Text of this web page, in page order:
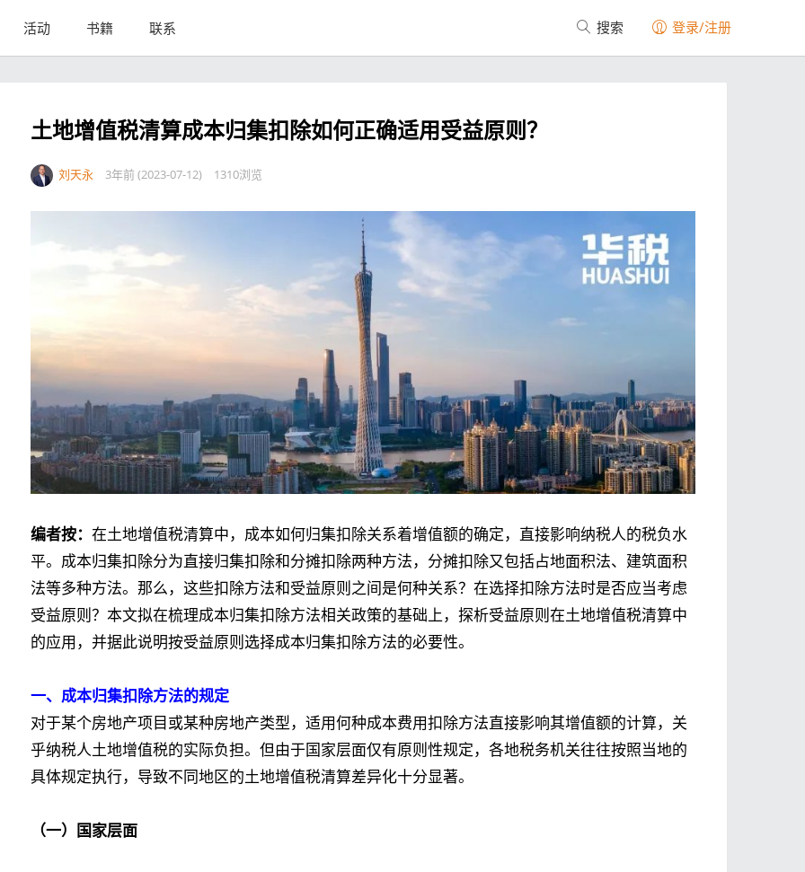
活动 书籍 联系 搜索 登录/注册
土地增值税清算成本归集扣除如何正确适用受益原则？
刘天永 3年前 (2023-07-12) 1310浏览
编者按： 在土地增值税清算中，成本如何归集扣除关系着增值额的确定，直接影响纳税人的税负水
平。成本归集扣除分为直接归集扣除和分摊扣除两种方法，分摊扣除又包括占地面积法、建筑面积
法等多种方法。那么，这些扣除方法和受益原则之间是何种关系？在选择扣除方法时是否应当考虑
受益原则？本文拟在梳理成本归集扣除方法相关政策的基础上，探析受益原则在土地增值税清算中
的应用，并据此说明按受益原则选择成本归集扣除方法的必要性。
一、成本归集扣除方法的规定
对于某个房地产项目或某种房地产类型，适用何种成本费用扣除方法直接影响其增值额的计算，关
乎纳税人土地增值税的实际负担。但由于国家层面仅有原则性规定，各地税务机关往往按照当地的
具体规定执行，导致不同地区的土地增值税清算差异化十分显著。
（一）国家层面